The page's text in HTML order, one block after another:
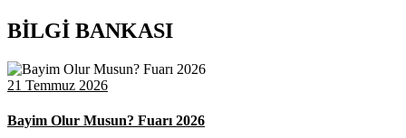
BİLGİ BANKASI
21 Temmuz 2026
Bayim Olur Musun? Fuarı 2026